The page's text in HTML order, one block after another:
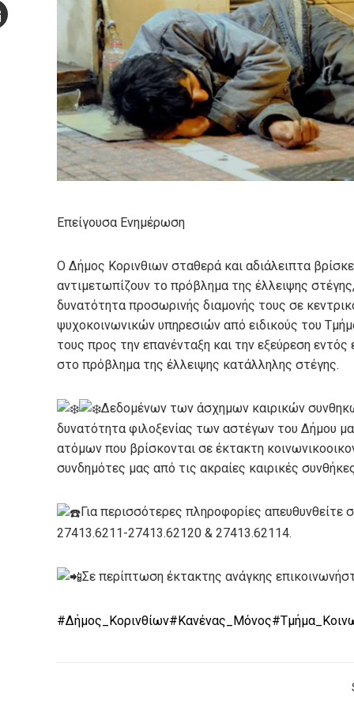
Επείγουσα Ενημέρωση
Ο Δήμος Κορινθιων σταθερά και αδιάλειπτα
αντιμετωπίζουν το πρόβλημα της έλλειψης
δυνατότητα προσωρινής διαμονής τους σε
ψυχοκοινωνικών υπηρεσιών από ειδικούς του
τους προς την επανένταξη και την εξεύρεση
στο πρόβλημα της έλλειψης κατάλληλης στέγης.
Δεδομένων των άσχημων καιρικών
δυνατότητα φιλοξενίας των αστέγων του Δήμου
ατόμων που βρίσκονται σε έκτακτη
συνδημότες μας από τις ακραίες καιρικές
Για περισσότερες πληροφορίες
27413.6211-27413.62120 & 27413.62114.
Σε περίπτωση έκτακτης ανάγκης
#Δήμος_Κορινθίων#Κανένας_Μόνος